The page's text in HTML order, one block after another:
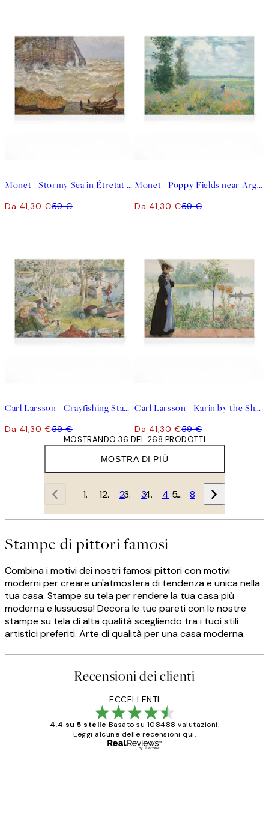
Monet - Stormy Sea in Étretat Stampa su Tela
Da 41,30 €59 €
Monet - Poppy Fields near Argenteuil Stampa su Tela
Da 41,30 €59 €
Carl Larsson - Crayfishing Stampa su Tela
Da 41,30 €59 €
Carl Larsson - Karin by the Shore Stampa su Tela
Da 41,30 €59 €
MOSTRA DI PIÙ
MOSTRANDO 36 DEL 268 PRODOTTI
1 2 3 4 … 8
Stampe di pittori famosi
Combina i motivi dei nostri famosi pittori con motivi
moderni per creare un'atmosfera di tendenza e unica nella
tua casa. Stampe su tela per rendere la tua casa più
moderna e lussuosa! Decora le tue pareti con le nostre
stampe su tela di alta qualità scegliendo tra i tuoi stili
artistici preferiti. Arte di qualità per una casa moderna.
Recensioni dei clienti
ECCELLENTI
4.4 su 5 stelle Basato su 108488 valutazioni.
Leggi alcune delle recensioni qui.